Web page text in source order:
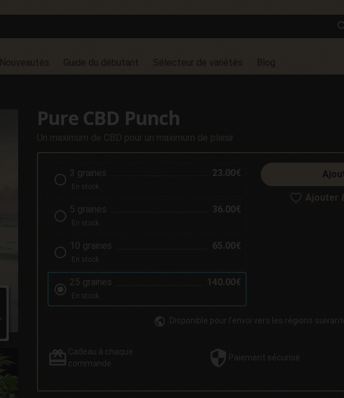
Nouveautés Guide du débutant Sélecteur de variétés Blog
Pure CBD Punch
Un maximum de CBD pour un maximum de plaisir
3 graines 23.00€
En stock
5 graines 36.00€
En stock
10 graines 65.00€
En stock
25 graines 140.00€
En stock
Ajouter
Disponible pour l'envoi vers les régions
Cadeau à chaque
commande
Paiement sécurisé